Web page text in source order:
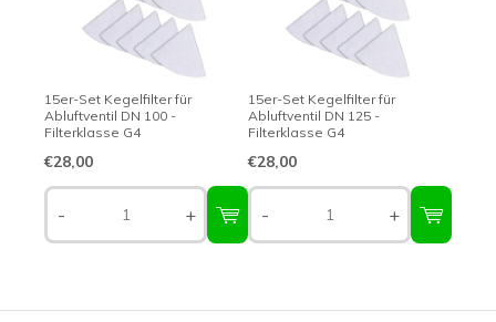
15er-Set Kegelfilter für
Abluftventil DN 100 -
Filterklasse G4
€28,00
- +
15er-Set Kegelfilter für
Abluftventil DN 125 -
Filterklasse G4
€28,00
- +